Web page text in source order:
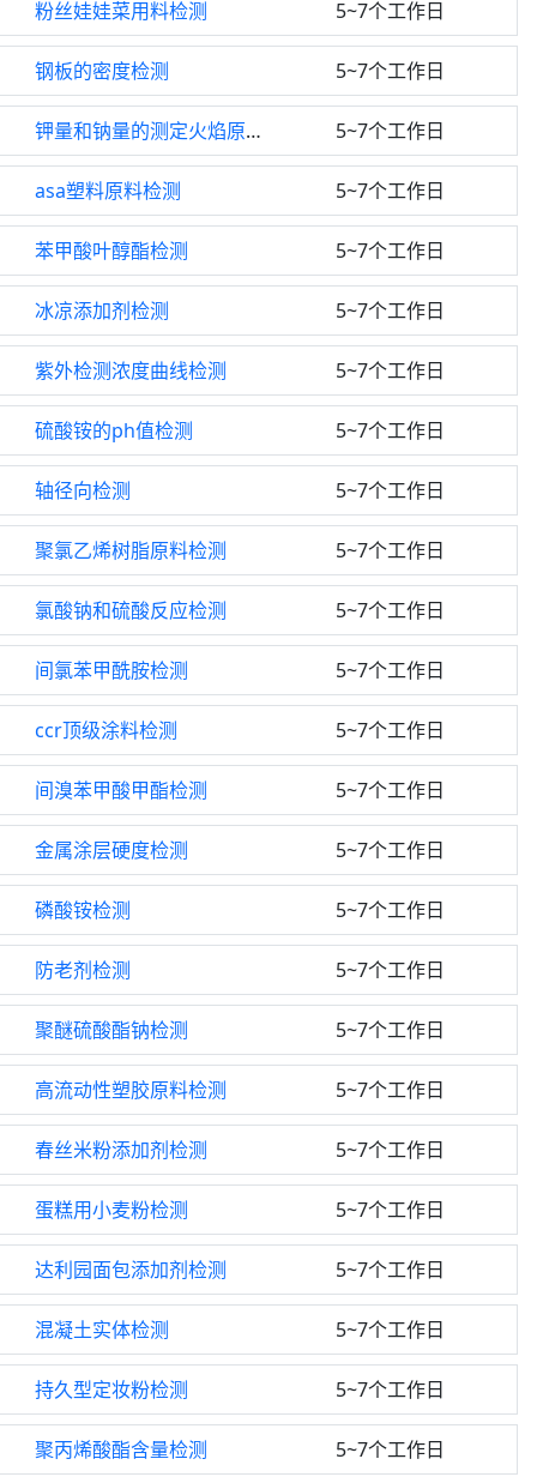
粉丝娃娃菜用料检测 5~7个工作日
钢板的密度检测 5~7个工作日
钾量和钠量的测定火焰原子吸收光谱法检测 5~7个工作日
asa塑料原料检测 5~7个工作日
苯甲酸叶醇酯检测 5~7个工作日
冰凉添加剂检测 5~7个工作日
紫外检测浓度曲线检测 5~7个工作日
硫酸铵的ph值检测 5~7个工作日
轴径向检测 5~7个工作日
聚氯乙烯树脂原料检测 5~7个工作日
氯酸钠和硫酸反应检测 5~7个工作日
间氯苯甲酰胺检测 5~7个工作日
ccr顶级涂料检测 5~7个工作日
间溴苯甲酸甲酯检测 5~7个工作日
金属涂层硬度检测 5~7个工作日
磷酸铵检测 5~7个工作日
防老剂检测 5~7个工作日
聚醚硫酸酯钠检测 5~7个工作日
高流动性塑胶原料检测 5~7个工作日
春丝米粉添加剂检测 5~7个工作日
蛋糕用小麦粉检测 5~7个工作日
达利园面包添加剂检测 5~7个工作日
混凝土实体检测 5~7个工作日
持久型定妆粉检测 5~7个工作日
聚丙烯酸酯含量检测 5~7个工作日